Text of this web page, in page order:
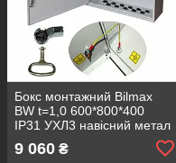
Бокс монтажний Bilmax
BW t=1,0 600*800*400
IP31 УХЛ3 навісний метал
(металева шафа)
9 060 ₴